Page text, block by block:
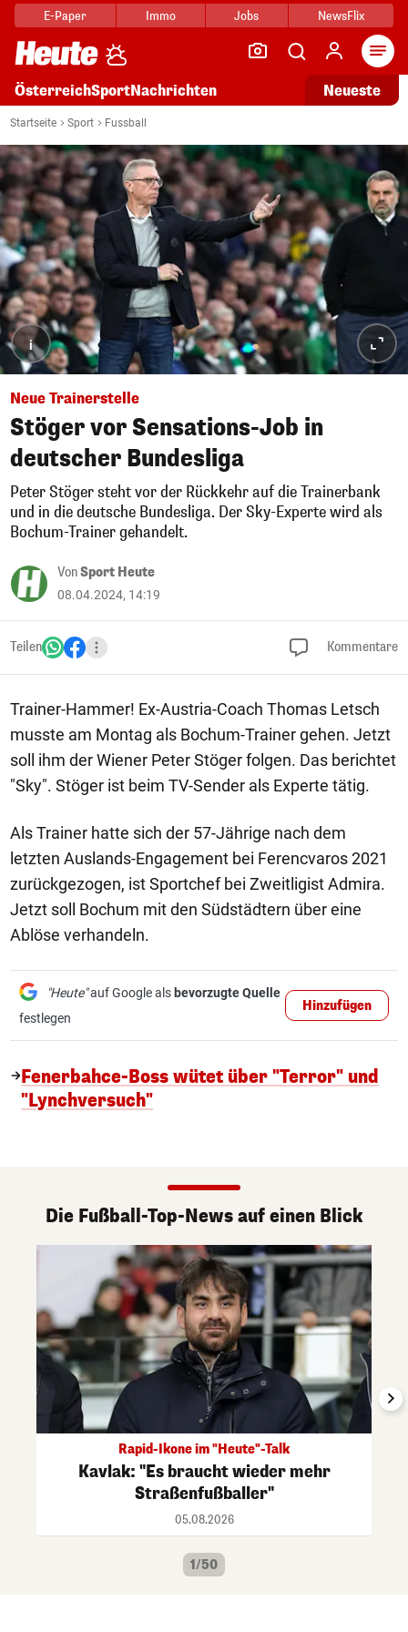
E-Paper Immo Jobs NewsFlix
ÖsterreichSportNachrichten Neueste
Startseite Sport Fussball
i
Neue Trainerstelle
Stöger vor Sensations-Job in
deutscher Bundesliga
Peter Stöger steht vor der Rückkehr auf die Trainerbank
und in die deutsche Bundesliga. Der Sky-Experte wird als
Bochum-Trainer gehandelt.
VonSport Heute
08.04.2024, 14:19
Teilen Kommentare
Trainer-Hammer! Ex-Austria-Coach Thomas Letsch
musste am Montag als Bochum-Trainer gehen. Jetzt
soll ihm der Wiener Peter Stöger folgen. Das berichtet
"Sky". Stöger ist beim TV-Sender als Experte tätig.
Als Trainer hatte sich der 57-Jährige nach dem
letzten Auslands-Engagement bei Ferencvaros 2021
zurückgezogen, ist Sportchef bei Zweitligist Admira.
Jetzt soll Bochum mit den Südstädtern über eine
Ablöse verhandeln.
"Heute"auf Google als bevorzugte Quelle
festlegen
Hinzufügen
Fenerbahce-Boss wütet über "Terror" und
"Lynchversuch"
Die Fußball-Top-News auf einen Blick
Rapid-Ikone im "Heute"-Talk
Kavlak: "Es braucht wieder mehr
Straßenfußballer"
05.08.2026
1/50